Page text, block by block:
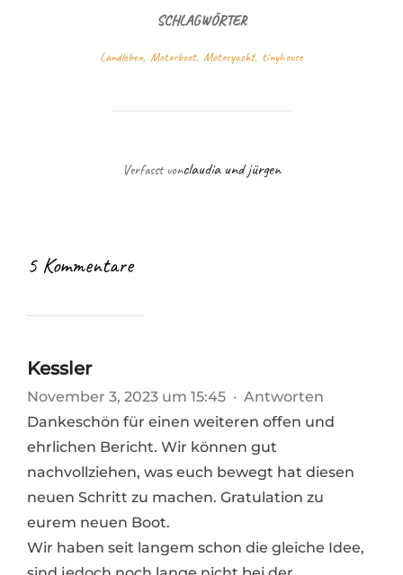
SCHLAGWÖRTER
Landleben, Motorboot, Motoryacht, tinyhouse
BEITRAGSAUTOR
Verfasst vonclaudia und jürgen
5 Kommentare
Kessler
November 3, 2023 um 15:45 · Antworten
Dankeschön für einen weiteren offen und
ehrlichen Bericht. Wir können gut
nachvollziehen, was euch bewegt hat diesen
neuen Schritt zu machen. Gratulation zu
eurem neuen Boot.
Wir haben seit langem schon die gleiche Idee,